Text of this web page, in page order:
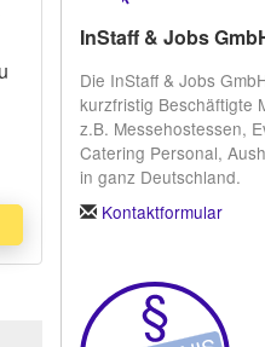
InStaff & Jobs
Die InStaff & Jobs
kurzfristig Beschäftigte
z.B. Messehostessen,
Catering Personal,
in ganz Deutschland.
Kontaktformular